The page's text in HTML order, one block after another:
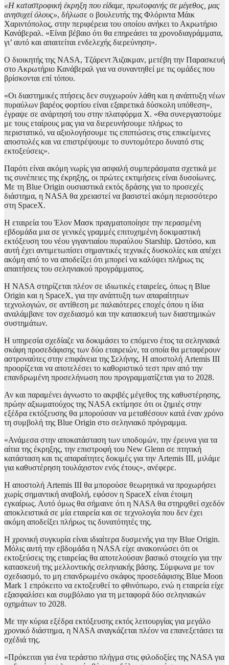
«Η καταστροφική έκρηξη που είδαμε, πρωτοφανής σε μέγεθος, μας
ανησυχεί όλους», δήλωσε ο βουλευτής της Φλόριντα Μάικ
Χαριντόπολος, στην περιφέρεια του οποίου ανήκει το Ακρωτήριο
Κανάβεραλ. «Είναι βέβαιο ότι θα επηρεάσει τα χρονοδιαγράμματα,
γι’ αυτό και απαιτείται ενδελεχής διερεύνηση».
Ο διοικητής της NASA, Τζάρεντ Άιζακμαν, μετέβη την Παρασκευή
στο Ακρωτήριο Κανάβεραλ για να συναντηθεί με τις ομάδες που
βρίσκονται επί τόπου.
«Οι διαστημικές πτήσεις δεν συγχωρούν λάθη και η ανάπτυξη νέων
πυραύλων βαρέος φορτίου είναι εξαιρετικά δύσκολη υπόθεση»,
έγραψε σε ανάρτησή του στην πλατφόρμα X. «Θα συνεργαστούμε
με τους εταίρους μας για να διερευνήσουμε πλήρως το
περιστατικό, να αξιολογήσουμε τις επιπτώσεις στις επικείμενες
αποστολές και να επιστρέψουμε το συντομότερο δυνατό στις
εκτοξεύσεις».
Παρότι είναι ακόμη νωρίς για ασφαλή συμπεράσματα σχετικά με
τις συνέπειες της έκρηξης, οι πρώτες εκτιμήσεις είναι δυσοίωνες.
Με τη Blue Origin ουσιαστικά εκτός δράσης για το προσεχές
διάστημα, η NASA θα χρειαστεί να βασιστεί ακόμη περισσότερο
στη SpaceX.
Η εταιρεία του Έλον Μασκ πραγματοποίησε την περασμένη
εβδομάδα μια σε γενικές γραμμές επιτυχημένη δοκιμαστική
εκτόξευση του νέου γιγαντιαίου πυραύλου Starship. Ωστόσο, και
αυτή έχει αντιμετωπίσει σημαντικές τεχνικές δυσκολίες και απέχει
ακόμη από το να αποδείξει ότι μπορεί να καλύψει πλήρως τις
απαιτήσεις του σεληνιακού προγράμματος.
Η NASA στηρίζεται πλέον σε ιδιωτικές εταιρείες, όπως η Blue
Origin και η SpaceX, για την ανάπτυξη των απαραίτητων
τεχνολογιών, σε αντίθεση με παλαιότερες εποχές όπου η ίδια
αναλάμβανε τον σχεδιασμό και την κατασκευή των διαστημικών
συστημάτων.
Η υπηρεσία σχεδίαζε να δοκιμάσει το επόμενο έτος τα σεληνιακά
σκάφη προσεδάφισης των δύο εταιρειών, τα οποία θα μεταφέρουν
αστροναύτες στην επιφάνεια της Σελήνης. Η αποστολή Artemis III
προορίζεται να αποτελέσει το καθοριστικό τεστ πριν από την
επανδρωμένη προσελήνωση που προγραμματίζεται για το 2028.
Αν και παραμένει άγνωστο το ακριβές μέγεθος της καθυστέρησης,
πρώην αξιωματούχος της NASA εκτίμησε ότι οι ζημιές στην
εξέδρα εκτόξευσης θα μπορούσαν να μεταθέσουν κατά έναν χρόνο
τη συμβολή της Blue Origin στο σεληνιακό πρόγραμμα.
«Ανάμεσα στην αποκατάσταση των υποδομών, την έρευνα για τα
αίτια της έκρηξης, την επιστροφή του New Glenn σε πτητική
κατάσταση και τις απαραίτητες δοκιμές για την Artemis III, μιλάμε
για καθυστέρηση τουλάχιστον ενός έτους», ανέφερε.
Η αποστολή Artemis III θα μπορούσε θεωρητικά να προχωρήσει
χωρίς σημαντική αναβολή, εφόσον η SpaceX είναι έτοιμη
εγκαίρως. Αυτό όμως θα σήμαινε ότι η NASA θα στηριχθεί σχεδόν
αποκλειστικά σε μία εταιρεία και σε τεχνολογία που δεν έχει
ακόμη αποδείξει πλήρως τις δυνατότητές της.
Η χρονική συγκυρία είναι ιδιαίτερα δυσμενής για την Blue Origin.
Μόλις αυτή την εβδομάδα η NASA είχε ανακοινώσει ότι οι
εκτοξεύσεις της εταιρείας θα αποτελούσαν βασικό στοιχείο για την
κατασκευή της μελλοντικής σεληνιακής βάσης. Σύμφωνα με τον
σχεδιασμό, το μη επανδρωμένο σκάφος προσεδάφισης Blue Moon
Mark 1 επρόκειτο να εκτοξευθεί το φθινόπωρο, ενώ η εταιρεία είχε
εξασφαλίσει και συμβόλαιο για τη μεταφορά δύο σεληνιακών
οχημάτων το 2028.
Με την κύρια εξέδρα εκτόξευσης εκτός λειτουργίας για μεγάλο
χρονικό διάστημα, η NASA αναγκάζεται πλέον να επανεξετάσει τα
σχέδιά της.
«Πρόκειται για ένα τεράστιο πλήγμα στις φιλοδοξίες της NASA για